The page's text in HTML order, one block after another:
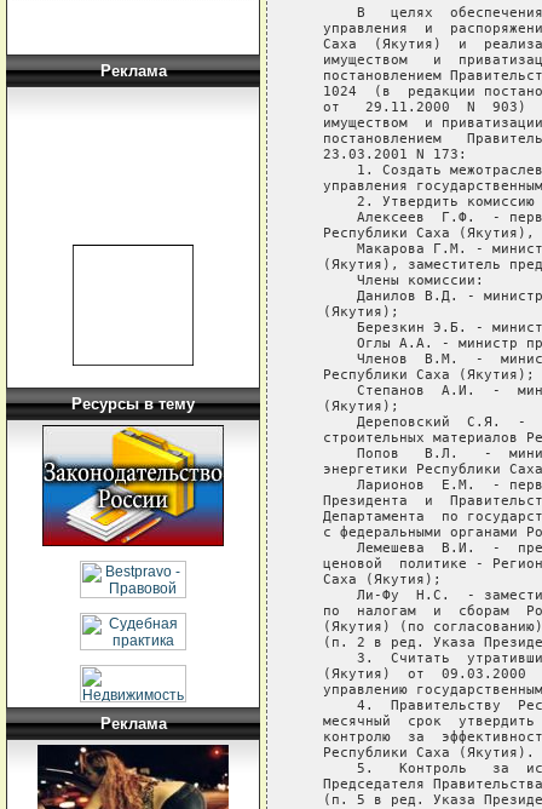
Реклама
Ресурсы в тему
Реклама
В   целях
управления  и
Саха  (Якутия)  и
имуществом   и
постановлением
1024  (в  редакции
от   29.11.2000  N  903)
имуществом  и
постановлением
   23.03.2001 N 173:
1. Создать
управления
2. Утвердить комиссию
Алексеев  Г.Ф.  -
Республики Саха (Якутия),
Макарова Г.М. -
(Якутия), заместитель
       Члены комиссии:
Данилов В.Д. -
   (Якутия);
Березкин Э.Б. -
Оглы А.А. - министр
Членов  В.М.  -
   Республики Саха (Якутия);
Степанов  А.И.  -
   (Якутия);
Дереповский  С.Я.  -
строительных материалов
Попов   В.Л.   -
энергетики Республики
Ларионов  Е.М.  -
Президента  и
Департамента  по
с федеральными органами
Лемешева  В.И.  -
ценовой  политике -
   Саха (Якутия);
Ли-Фу  Н.С.  -
по  налогам  и  сборам
(Якутия) (по
(п. 2 в ред. Указа
3.  Считать
(Якутия)  от  09.03.2000
управлению
4.  Правительству
месячный  срок
контролю  за
   Республики Саха (Якутия).
5.   Контроль   за
Председателя
(п. 5 в ред. Указа